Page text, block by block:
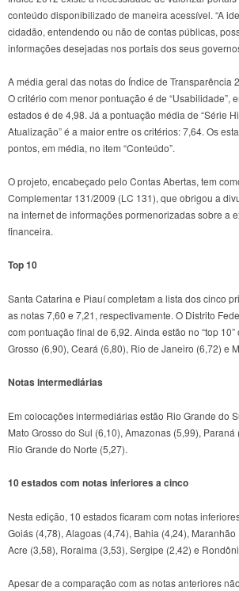
conteúdo disponibilizado de maneira acessível. “A
cidadão, entendendo ou não de contas públicas,
informações desejadas nos portais dos seus
A média geral das notas do Índice de Transparência
O critério com menor pontuação é de “Usabilidade”,
estados é de 4,98. Já a pontuação média de “Série
Atualização” é a maior entre os critérios: 7,64. Os
pontos, em média, no item “Conteúdo”.
O projeto, encabeçado pelo Contas Abertas, tem
Complementar 131/2009 (LC 131), que obrigou a
na internet de informações pormenorizadas sobre a
financeira.
Top 10
Santa Catarina e Piauí completam a lista dos cinco
as notas 7,60 e 7,21, respectivamente. O Distrito
com pontuação final de 6,92. Ainda estão no “top
Grosso (6,90), Ceará (6,80), Rio de Janeiro (6,72) e
Notas intermediárias
Em colocações intermediárias estão Rio Grande do
Mato Grosso do Sul (6,10), Amazonas (5,99), Paraná
Rio Grande do Norte (5,27).
10 estados com notas inferiores a cinco
Nesta edição, 10 estados ficaram com notas
Goiás (4,78), Alagoas (4,74), Bahia (4,24), Maranhão
Acre (3,58), Roraima (3,53), Sergipe (2,42) e
Apesar de a comparação com as notas anteriores